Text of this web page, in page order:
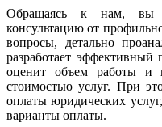
Обращаясь к нам, вы
консультацию от
вопросы, детально
разработает эффективный
оценит объем работы и
стоимостью услуг. При
оплаты юридических
варианты оплаты.